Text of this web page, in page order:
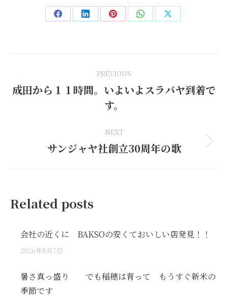
Share Share Share Share Share
navigation
PREVIOUS
Previous
post:
成田から１１時間。いよいよスラバヤ到着で
す。
NEXT
Next
サンジャヤ社創立30周年の歌
Related posts
会社の近くに BAKSOの安くておいしい店発見！！
2026年8月7日
暑さ真っ盛り でも稲穂は育って もうすぐ新米の
季節です